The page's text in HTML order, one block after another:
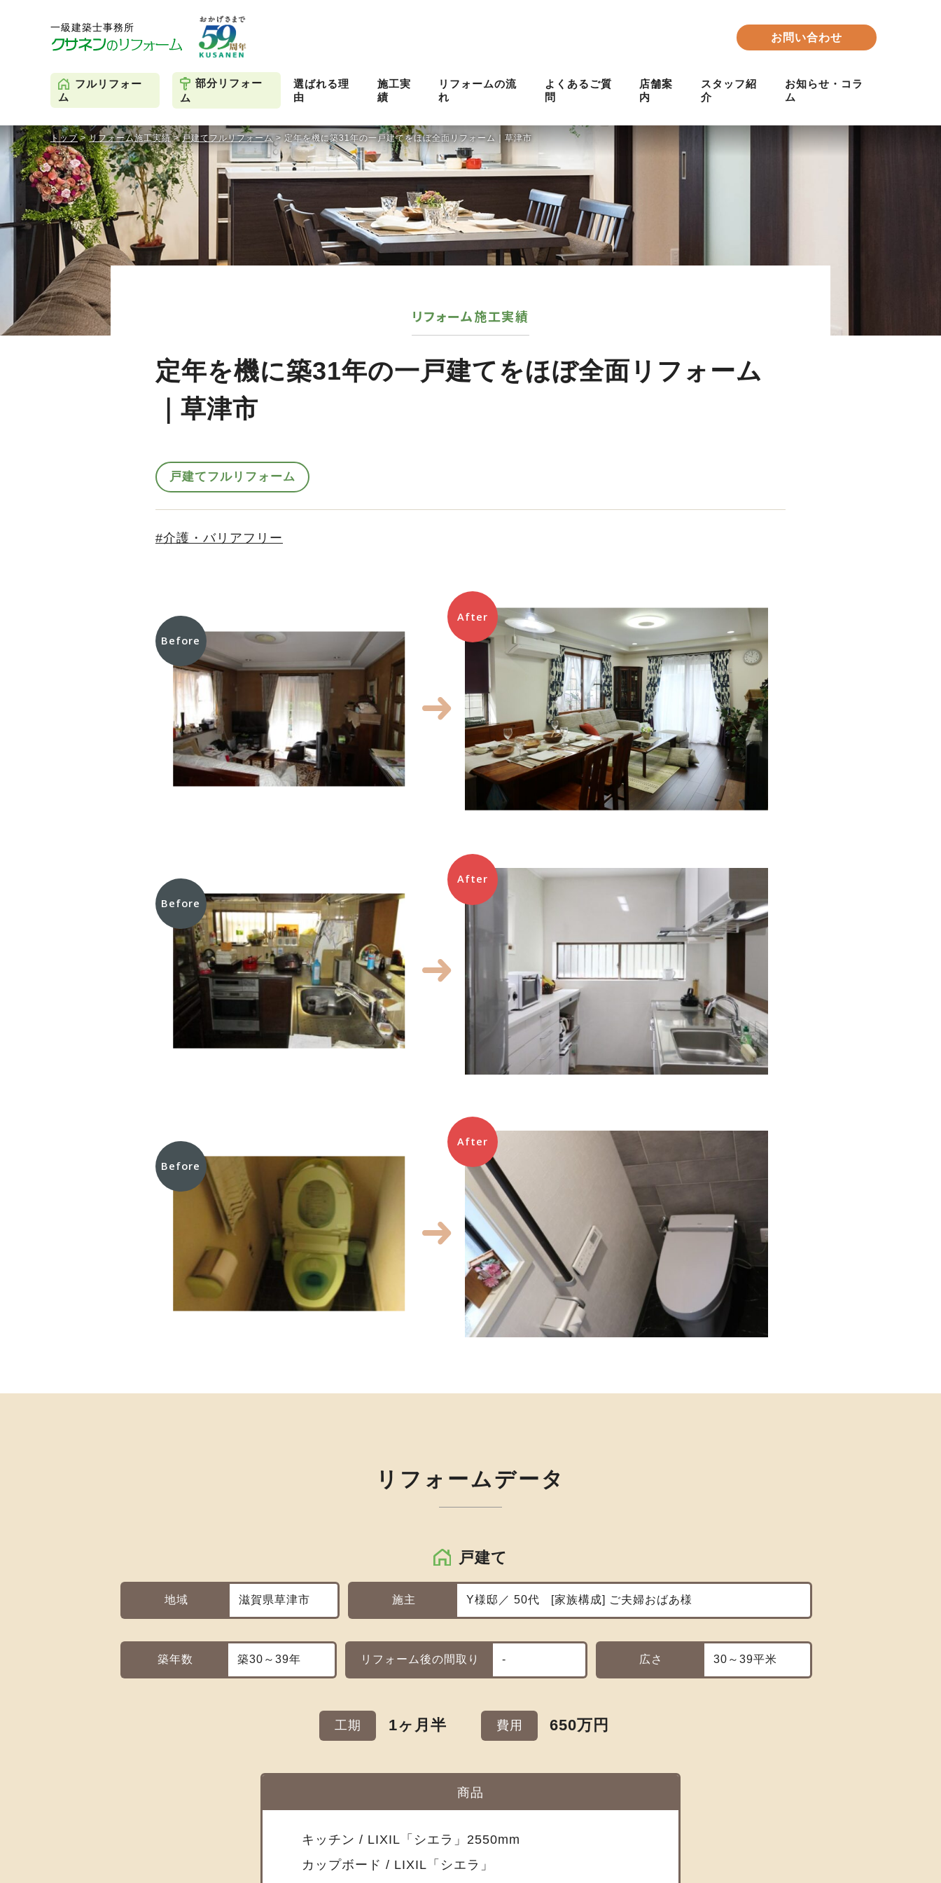
お問い合わせ
フルリフォー
ム
部分リフォー
ム
選ばれる理
由
施工実
績
リフォームの流
れ
よくあるご質
問
店舗案
内
スタッフ紹
介
お知らせ・コラ
ム
トップ>リフォーム施工実績>戸建てフルリフォーム > 定年を機に築31年の一戸建てをほぼ全面リフォーム｜草津市
リフォーム施工実績
定年を機に築31年の一戸建てをほぼ全面リフォーム
｜草津市
戸建てフルリフォーム
介護・バリアフリー
Before
After
Before
After
Before
After
リフォームデータ
戸建て
地域 滋賀県草津市 施主 Y様邸／ 50代 家族構成 ご夫婦おばあ様
築年数 築30～39年 リフォーム後の間取り - 広さ 30～39平米
工期 1ヶ月半 費用 650万円
商品
キッチン / LIXIL「シエラ」2550mm
カップボード / LIXIL「シエラ」